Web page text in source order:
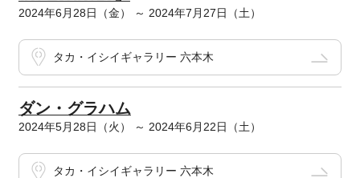
2024年6月28日（金） ～ 2024年7月27日（土）
タカ・イシイギャラリー 六本木
ダン・グラハム
2024年5月28日（火） ～ 2024年6月22日（土）
タカ・イシイギャラリー 六本木